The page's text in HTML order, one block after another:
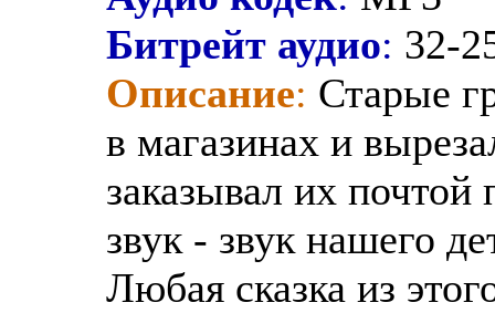
Битрейт аудио: 32-
Описание: Старые
в магазинах и
заказывал их
звук - звук нашего
Любая сказка из